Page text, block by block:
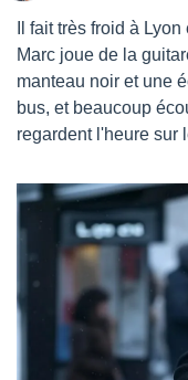
Il fait très froid à
Marc joue de la
manteau noir et une
bus, et beaucoup
regardent l'heure sur